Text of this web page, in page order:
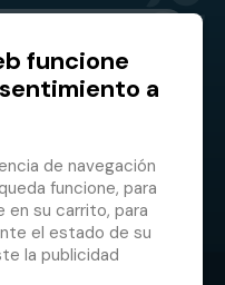
funcione
a
de navegación
funcione, para
en su carrito, para
el estado de su
la publicidad